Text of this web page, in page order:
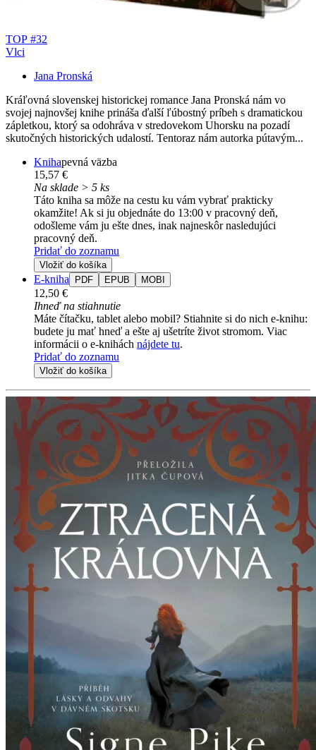
TOP #32
Vlci
Jana Pronská
Kráľovná slovenskej historickej romance Jana Pronská nám vo
svojej najnovšej knihe prináša ďalší ľúbostný príbeh s dramatickou
zápletkou, ktorý sa odohráva v stredovekom Uhorsku na pozadí
skutočných historických udalostí. Tentoraz nám autorka pútavým...
Knihapevná väzba
15,57 €
Na sklade > 5 ks
Táto kniha sa môže na cestu ku vám vybrať prakticky
okamžite! Ak si ju objednáte do 13:00 v pracovný deň,
odošleme vám ju ešte dnes, inak najneskôr nasledujúci
pracovný deň.
Pridať do zoznamu
Vložiť do košíka
E-kniha PDF EPUB MOBI
12,50 €
Ihneď na stiahnutie
Máte čítačku, tablet alebo mobil? Stiahnite si do nich e-knihu:
budete ju mať hneď a ešte aj ušetríte život stromom. Viac
informácii o e-knihách nájdete tu.
Pridať do zoznamu
Vložiť do košíka